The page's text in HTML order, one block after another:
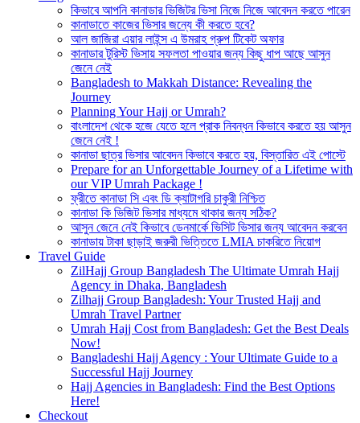
কিভাবে আপনি কানাডার ভিজিটর ভিসা নিজে নিজে আবেদন করতে পারেন
কানাডাতে কাজের ভিসার জন্যে কী করতে হবে?
আল জাজিরা এয়ার লাইন্স এ উমরাহ গ্রুপ টিকেট অফার
কানাডার টুরিস্ট ভিসায় সফলতা পাওয়ার জন্য কিছু ধাপ আছে আসুন
জেনে নেই
Bangladesh to Makkah Distance: Revealing the
Journey
Planning Your Hajj or Umrah?
বাংলাদেশ থেকে হজে যেতে হলে প্রাক নিবন্ধন কিভাবে করতে হয় আসুন
জেনে নেই !
কানাডা ছাত্র ভিসার আবেদন কিভাবে করতে হয়, বিস্তারিত এই পোস্টে
Prepare for an Unforgettable Journey of a Lifetime with
our VIP Umrah Package !
ফ্রীতে কানাডা সি এবং ডি ক্যাটাগরি চাকুরী নিশ্চিত
কানাডা কি ভিজিট ভিসার মাধ্যমে থাকার জন্য সঠিক?
আসুন জেনে নেই কিভাবে ডেনমার্কে ভিসিট ভিসার জন্য আবেদন করবেন
কানাডায় টাকা ছাড়াই জরুরী ভিত্তিতে LMIA চাকরিতে নিয়োগ
Travel Guide
ZilHajj Group Bangladesh The Ultimate Umrah Hajj
Agency in Dhaka, Bangladesh
Zilhajj Group Bangladesh: Your Trusted Hajj and
Umrah Travel Partner
Umrah Hajj Cost from Bangladesh: Get the Best Deals
Now!
Bangladeshi Hajj Agency : Your Ultimate Guide to a
Successful Hajj Journey
Hajj Agencies in Bangladesh: Find the Best Options
Here!
Checkout